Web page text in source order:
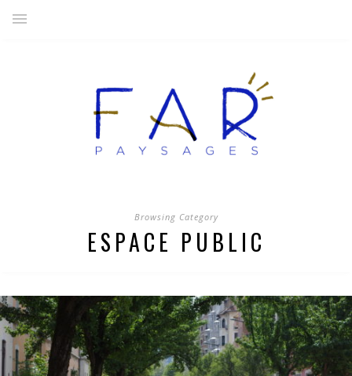
Browsing Category
ESPACE PUBLIC